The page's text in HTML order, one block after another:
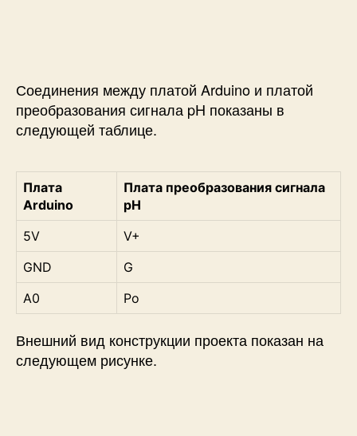
Соединения между платой Arduino и платой
преобразования сигнала pH показаны в
следующей таблице.
Плата
Arduino
Плата преобразования сигнала
pH
5V
V+
GND
G
A0
Po
Внешний вид конструкции проекта показан на
следующем рисунке.